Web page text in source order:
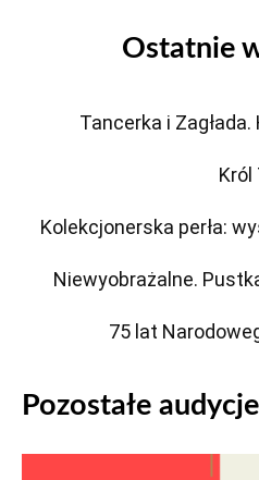
Ostatnie
Tancerka i
Król
Kolekcjonerska perła:
Niewyobrażalne.
75 lat
Pozostałe